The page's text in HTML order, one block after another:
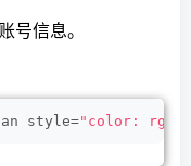
号信息。
style="color: